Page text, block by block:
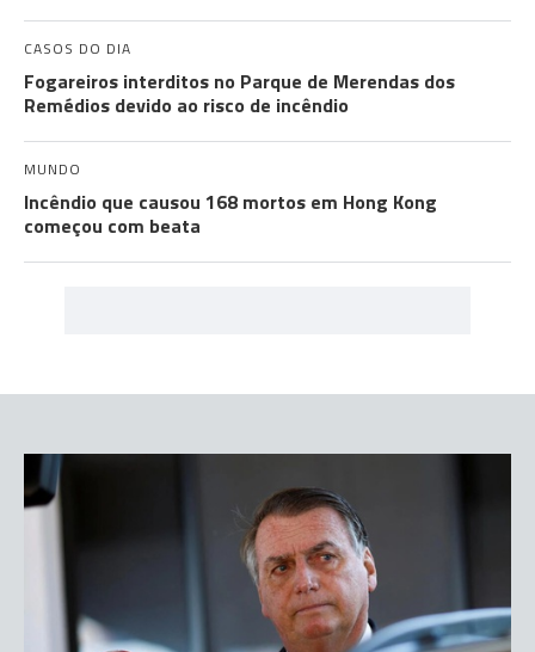
CASOS DO DIA
Fogareiros interditos no Parque de Merendas dos
Remédios devido ao risco de incêndio
MUNDO
Incêndio que causou 168 mortos em Hong Kong
começou com beata